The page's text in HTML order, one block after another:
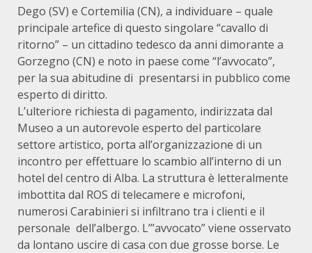
Dego (SV) e Cortemilia (CN), a individuare – quale
principale artefice di questo singolare “cavallo di
ritorno” – un cittadino tedesco da anni dimorante a
Gorzegno (CN) e noto in paese come “l’avvocato”,
per la sua abitudine di presentarsi in pubblico come
esperto di diritto.
L’ulteriore richiesta di pagamento, indirizzata dal
Museo a un autorevole esperto del particolare
settore artistico, porta all’organizzazione di un
incontro per effettuare lo scambio all’interno di un
hotel del centro di Alba. La struttura è letteralmente
imbottita dal ROS di telecamere e microfoni,
numerosi Carabinieri si infiltrano tra i clienti e il
personale dell’albergo. L’”avvocato” viene osservato
da lontano uscire di casa con due grosse borse. Le